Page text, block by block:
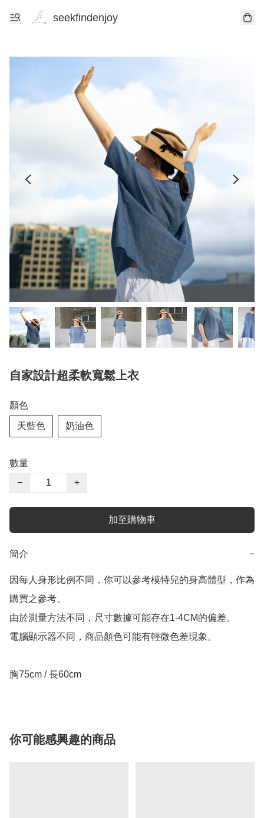
seekfindenjoy
自家設計超柔軟寬鬆上衣
顏色
天藍色 奶油色
數量
−
+
加至購物車
簡介 −
因每人身形比例不同，你可以參考模特兒的身高體型，作為
購買之參考。
由於測量方法不同，尺寸數據可能存在1-4CM的偏差。
電腦顯示器不同，商品顏色可能有輕微色差現象。
你可能感興趣的商品